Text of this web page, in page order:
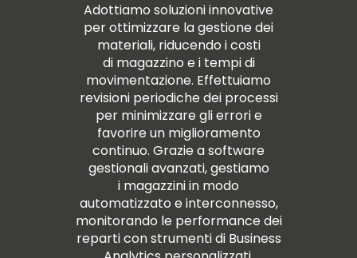
Adottiamo soluzioni innovative
per ottimizzare la gestione dei
materiali, riducendo i costi
di magazzino e i tempi di
movimentazione. Effettuiamo
revisioni periodiche dei processi
per minimizzare gli errori e
favorire un miglioramento
continuo. Grazie a software
gestionali avanzati, gestiamo
i magazzini in modo
automatizzato e interconnesso,
monitorando le performance dei
reparti con strumenti di Business